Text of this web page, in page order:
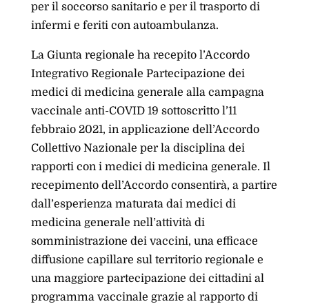
per il soccorso sanitario e per il trasporto di
infermi e feriti con autoambulanza.
La Giunta regionale ha recepito l’Accordo
Integrativo Regionale Partecipazione dei
medici di medicina generale alla campagna
vaccinale anti-COVID 19 sottoscritto l’11
febbraio 2021, in applicazione dell’Accordo
Collettivo Nazionale per la disciplina dei
rapporti con i medici di medicina generale. Il
recepimento dell’Accordo consentirà, a partire
dall’esperienza maturata dai medici di
medicina generale nell’attività di
somministrazione dei vaccini, una efficace
diffusione capillare sul territorio regionale e
una maggiore partecipazione dei cittadini al
programma vaccinale grazie al rapporto di